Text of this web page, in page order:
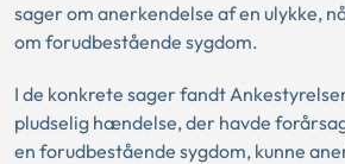
sager om anerkendelse af en ulykke,
om forudbestående sygdom.
I de konkrete sager fandt
pludselig hændelse, der havde
en forudbestående sygdom, kunne